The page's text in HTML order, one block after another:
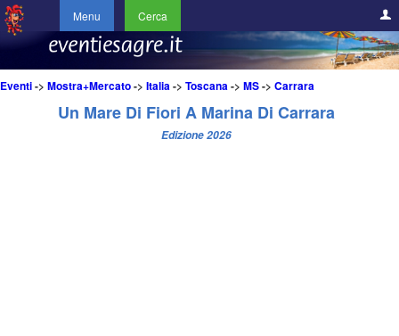
Menu Cerca
Eventi-> Mostra+Mercato-> Italia-> Toscana-> MS-> Carrara
Un Mare Di Fiori A Marina Di Carrara
Edizione 2026